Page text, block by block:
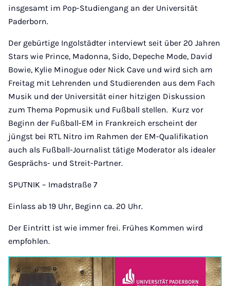
insgesamt im Pop-Studiengang an der Universität
Paderborn.
Der gebürtige Ingolstädter interviewt seit über 20 Jahren
Stars wie Prince, Madonna, Sido, Depeche Mode, David
Bowie, Kylie Minogue oder Nick Cave und wird sich am
Freitag mit Lehrenden und Studierenden aus dem Fach
Musik und der Universität einer hitzigen Diskussion
zum Thema Popmusik und Fußball stellen. Kurz vor
Beginn der Fußball-EM in Frankreich erscheint der
jüngst bei RTL Nitro im Rahmen der EM-Qualifikation
auch als Fußball-Journalist tätige Moderator als idealer
Gesprächs- und Streit-Partner.
SPUTNIK – Imadstraße 7
Einlass ab 19 Uhr, Beginn ca. 20 Uhr.
Der Eintritt ist wie immer frei. Frühes Kommen wird
empfohlen.